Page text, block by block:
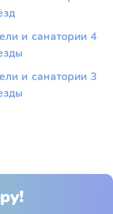
и санатории 4
и санатории 3